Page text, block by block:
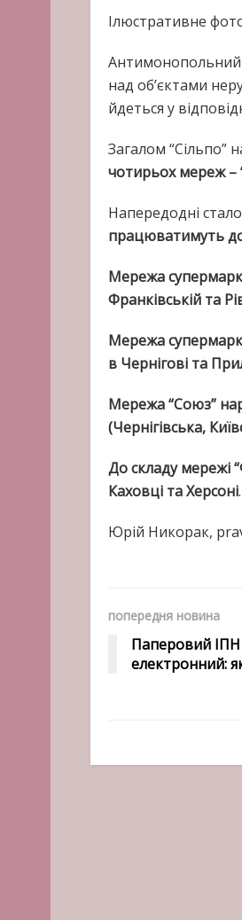
Ілюстративне
Антимонопольний
над об’єктами
йдеться у
Загалом “Сільпо”
чотирьох мереж –
Напередодні
працюватимуть
Мережа
Франківській та
Мережа
в Чернігові та
Мережа “Союз”
(Чернігівська,
До складу мережі
Каховці та Херсоні.
Юрій Никорак,
попередня новина
Паперовий ІПН
електронний: